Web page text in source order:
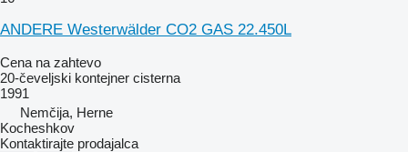
ANDERE Westerwälder CO2 GAS 22.450L
Cena na zahtevo
20-čeveljski kontejner cisterna
1991
Nemčija, Herne
Kocheshkov
Kontaktirajte prodajalca